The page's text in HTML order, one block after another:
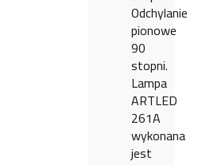
Odchylanie
pionowe
90
stopni.
Lampa
ARTLED
261A
wykonana
jest